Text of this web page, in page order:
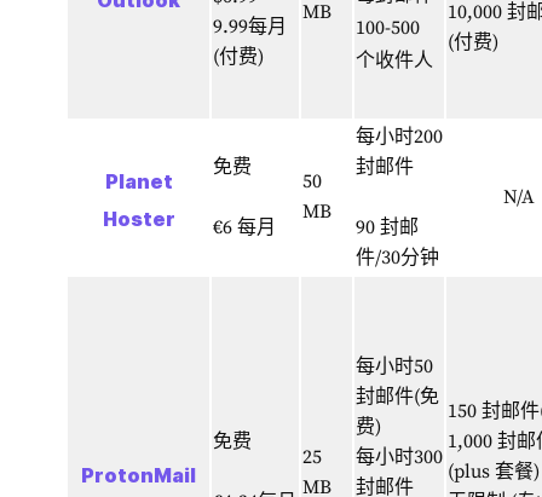
9.99每月
(付费)
MB
100-500
个收件人
10,000 封
(付费)
Planet
Hoster
免费
€6 每月
50
MB
每小时200
封邮件
90 封邮
件/30分钟
N/A
ProtonMail
免费
25
MB
每小时50
封邮件(免
费)
每小时300
封邮件
150 封邮
1,000 封邮
(plus 套餐)